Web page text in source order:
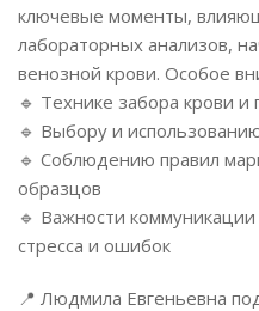
ключевые моменты,
лабораторных анализов,
венозной крови. Особое
🔹 Технике забора крови и
🔹 Выбору и
🔹 Соблюдению правил
образцов
🔹 Важности
стресса и ошибок
📍 Людмила Евгеньевна